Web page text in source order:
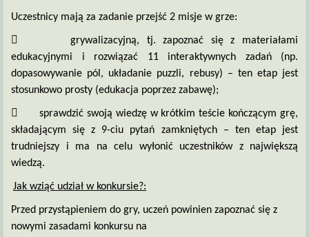
Uczestnicy mają za zadanie przejść 2 misje w grze:
grywalizacyjną, tj. zapoznać się z materiałami
edukacyjnymi i rozwiązać 11 interaktywnych zadań (np.
dopasowywanie pól, układanie puzzli, rebusy) – ten etap jest
stosunkowo prosty (edukacja poprzez zabawę);
 sprawdzić swoją wiedzę w krótkim teście kończącym grę,
składającym się z 9-ciu pytań zamkniętych – ten etap jest
trudniejszy i ma na celu wyłonić uczestników z największą
wiedzą.
Jak wziąć udział w konkursie?:
Przed przystąpieniem do gry, uczeń powinien zapoznać się z
nowymi zasadami konkursu na